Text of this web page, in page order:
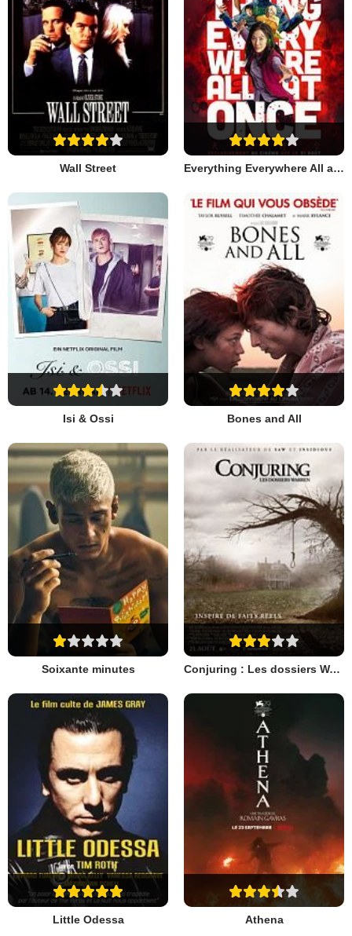
Wall Street Everything Everywhere All at Once
Isi & Ossi Bones and All
Soixante minutes Conjuring : Les dossiers Warren
Little Odessa Athena